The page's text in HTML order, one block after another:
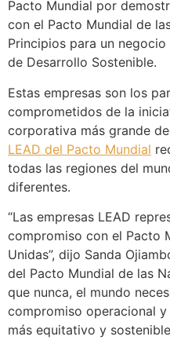
Pacto Mundial por
con el Pacto Mundial de
Principios para un
de Desarrollo Sostenible.
Estas empresas son los
comprometidos de la
corporativa más grande
LEAD del Pacto Mundial
todas las regiones del
diferentes.
“Las empresas LEAD
compromiso con el Pacto
Unidas”, dijo Sanda
del Pacto Mundial de las
que nunca, el mundo
compromiso operacional
más equitativo y